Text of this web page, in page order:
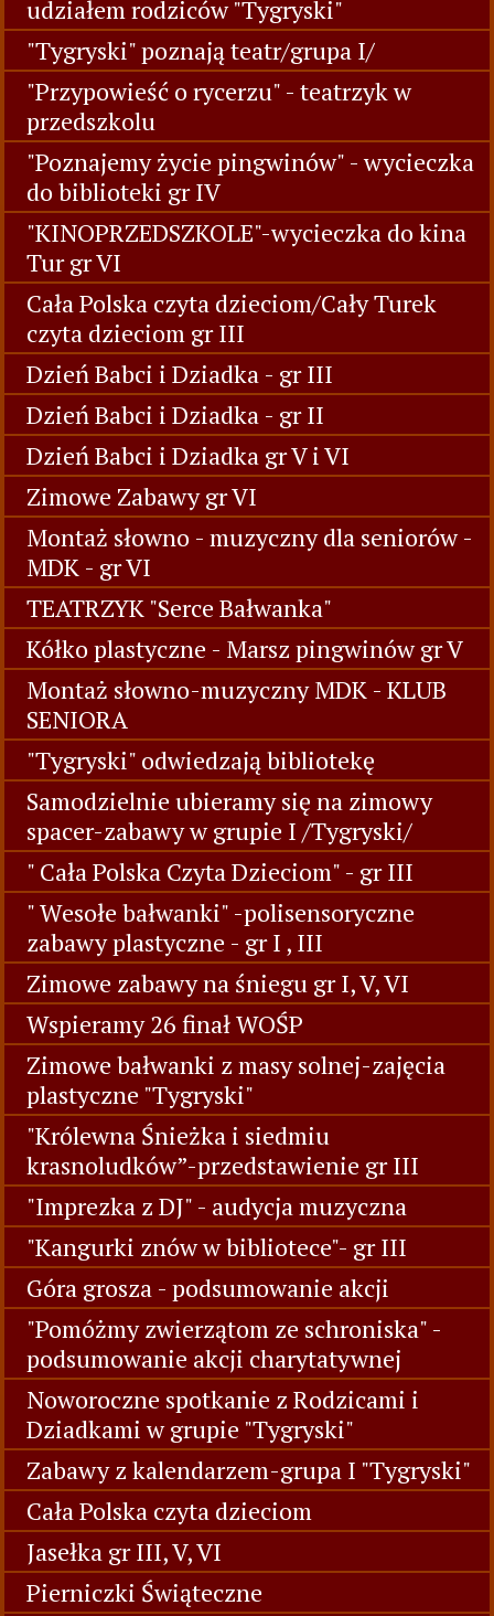
udziałem rodziców "Tygryski"
"Tygryski" poznają teatr/grupa I/
"Przypowieść o rycerzu" - teatrzyk w
przedszkolu
"Poznajemy życie pingwinów" - wycieczka
do biblioteki gr IV
"KINOPRZEDSZKOLE"-wycieczka do kina
Tur gr VI
Cała Polska czyta dzieciom/Cały Turek
czyta dzieciom gr III
Dzień Babci i Dziadka - gr III
Dzień Babci i Dziadka - gr II
Dzień Babci i Dziadka gr V i VI
Zimowe Zabawy gr VI
Montaż słowno - muzyczny dla seniorów -
MDK - gr VI
TEATRZYK "Serce Bałwanka"
Kółko plastyczne - Marsz pingwinów gr V
Montaż słowno-muzyczny MDK - KLUB
SENIORA
"Tygryski" odwiedzają bibliotekę
Samodzielnie ubieramy się na zimowy
spacer-zabawy w grupie I /Tygryski/
" Cała Polska Czyta Dzieciom" - gr III
" Wesołe bałwanki" -polisensoryczne
zabawy plastyczne - gr I , III
Zimowe zabawy na śniegu gr I, V, VI
Wspieramy 26 finał WOŚP
Zimowe bałwanki z masy solnej-zajęcia
plastyczne "Tygryski"
"Królewna Śnieżka i siedmiu
krasnoludków”-przedstawienie gr III
"Imprezka z DJ" - audycja muzyczna
"Kangurki znów w bibliotece"- gr III
Góra grosza - podsumowanie akcji
"Pomóżmy zwierzątom ze schroniska" -
podsumowanie akcji charytatywnej
Noworoczne spotkanie z Rodzicami i
Dziadkami w grupie "Tygryski"
Zabawy z kalendarzem-grupa I "Tygryski"
Cała Polska czyta dzieciom
Jasełka gr III, V, VI
Pierniczki Świąteczne